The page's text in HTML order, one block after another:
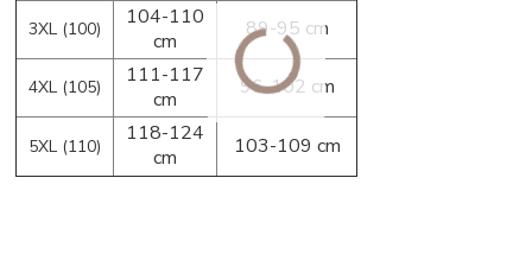
3XL (100)
104-110
cm
89-95 cm
4XL (105)
111-117
cm
96-102 cm
5XL (110)
118-124
cm
103-109 cm